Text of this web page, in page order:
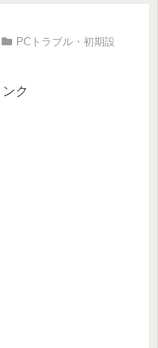
PCトラブル・初期設
ク